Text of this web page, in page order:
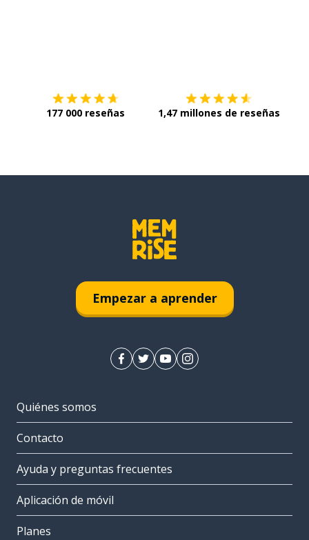
177 000 reseñas 1,47 millones de reseñas
Empezar a aprender
Quiénes somos
Contacto
Ayuda y preguntas frecuentes
Aplicación de móvil
Planes